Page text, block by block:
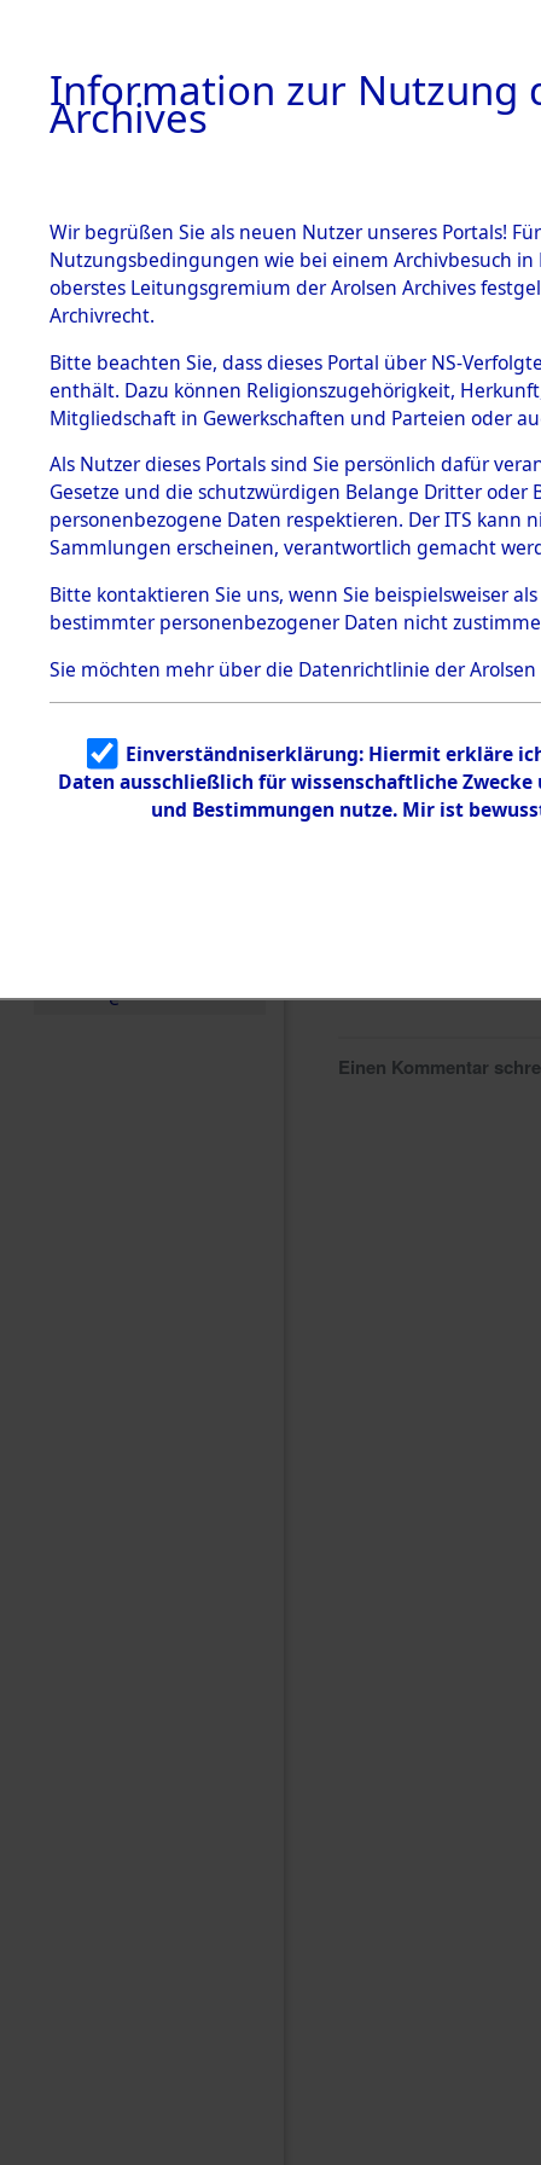
BESTÄNDE
1.
mente
5. Verschiedenes
5.3
Todesmärsche
5.3.1 Alliierte
Erhebungen
zu
Todesmärsch
en
5.3.2
Identifizierun
g
5.3.3
Todesmärsch
e
die
0237
Einen Kommentar
Information zur Nutzung
Archives
Wir begrüßen Sie als neuen Nutzer unseres Portals!
Nutzungsbedingungen wie bei einem Archivbesuch
oberstes Leitungsgremium der Arolsen Archives
Archivrecht.
Bitte beachten Sie, dass dieses Portal über NS-
enthält. Dazu können Religionszugehörigkeit,
Mitgliedschaft in Gewerkschaften und Parteien oder
Als Nutzer dieses Portals sind Sie persönlich dafür
Gesetze und die schutzwürdigen Belange Dritter
personenbezogene Daten respektieren. Der ITS
Sammlungen erscheinen, verantwortlich gemacht
Bitte kontaktieren Sie uns, wenn Sie beispielsweiser
bestimmter personenbezogener Daten nicht
Sie möchten mehr über die Datenrichtlinie der Arolsen
Einverständniserklärung: Hiermit erkläre
Daten ausschließlich für wissenschaftliche
und Bestimmungen nutze. Mir ist